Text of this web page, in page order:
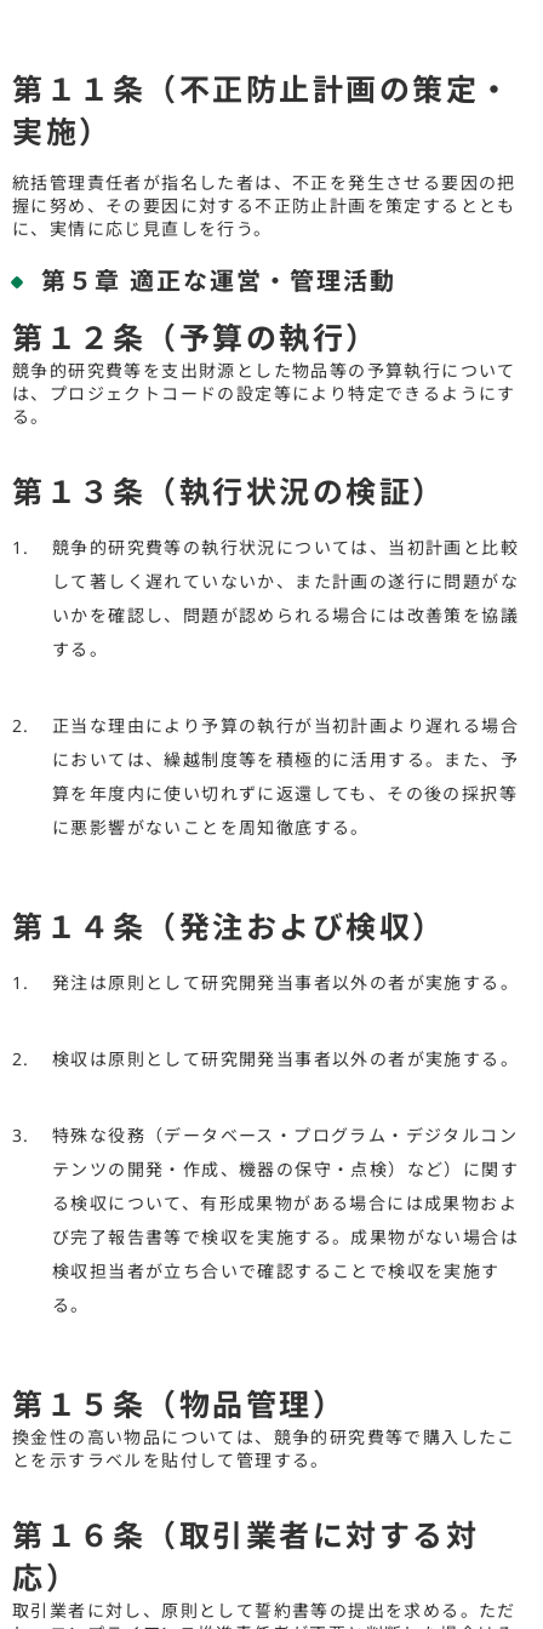
第１１条（不正防止計画の策定・
実施）
統括管理責任者が指名した者は、不正を発生させる要因の把
握に努め、その要因に対する不正防止計画を策定するととも
に、実情に応じ見直しを行う。
第５章 適正な運営・管理活動
第１２条（予算の執行）
競争的研究費等を支出財源とした物品等の予算執行について
は、プロジェクトコードの設定等により特定できるようにす
る。
第１３条（執行状況の検証）
競争的研究費等の執行状況については、当初計画と比較
して著しく遅れていないか、また計画の遂行に問題がな
いかを確認し、問題が認められる場合には改善策を協議
する。
正当な理由により予算の執行が当初計画より遅れる場合
においては、繰越制度等を積極的に活用する。また、予
算を年度内に使い切れずに返還しても、その後の採択等
に悪影響がないことを周知徹底する。
第１４条（発注および検収）
発注は原則として研究開発当事者以外の者が実施する。
検収は原則として研究開発当事者以外の者が実施する。
特殊な役務（データベース・プログラム・デジタルコン
テンツの開発・作成、機器の保守・点検）など）に関す
る検収について、有形成果物がある場合には成果物およ
び完了報告書等で検収を実施する。成果物がない場合は
検収担当者が立ち合いで確認することで検収を実施す
る。
第１５条（物品管理）
換金性の高い物品については、競争的研究費等で購入したこ
とを示すラベルを貼付して管理する。
第１６条（取引業者に対する対
応）
取引業者に対し、原則として誓約書等の提出を求める。ただ